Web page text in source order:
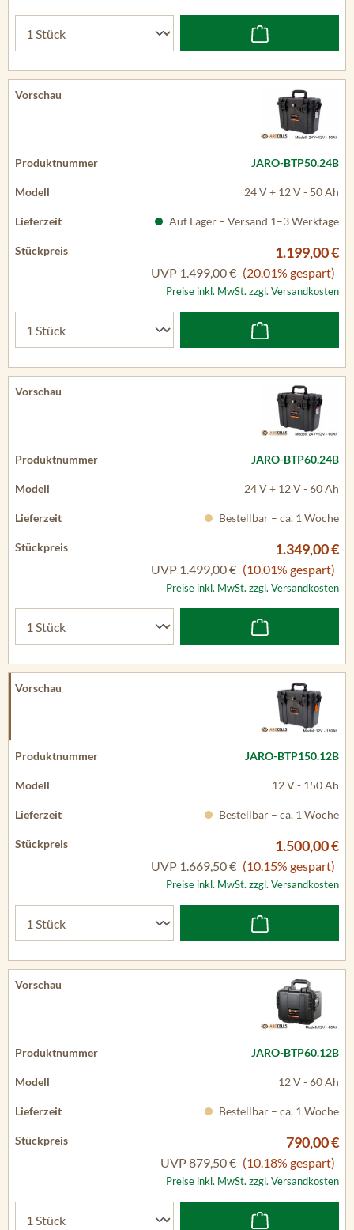
JARO-BTP50.24B
24 V + 12 V - 50 Ah
Auf Lager – Versand 1–3 Werktage
1.199,00 €
UVP 1.499,00 € (20.01% gespart)
Preise inkl. MwSt. zzgl. Versandkosten
JARO-BTP60.24B
24 V + 12 V - 60 Ah
Bestellbar – ca. 1 Woche
1.349,00 €
UVP 1.499,00 € (10.01% gespart)
Preise inkl. MwSt. zzgl. Versandkosten
JARO-BTP150.12B
12 V - 150 Ah
Bestellbar – ca. 1 Woche
1.500,00 €
UVP 1.669,50 € (10.15% gespart)
Preise inkl. MwSt. zzgl. Versandkosten
JARO-BTP60.12B
12 V - 60 Ah
Bestellbar – ca. 1 Woche
790,00 €
UVP879,50 € (10.18% gespart)
Preise inkl. MwSt. zzgl. Versandkosten